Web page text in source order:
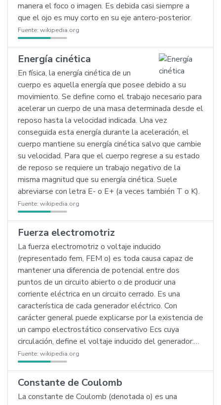
manera el foco o imagen. Es debida casi siempre a
que el ojo es muy corto en su eje antero-posterior.
Fuente: wikipedia.org
Energía cinética
En física, la energía cinética de un
cuerpo es aquella energía que posee debido a su
movimiento. Se define como el trabajo necesario para
acelerar un cuerpo de una masa determinada desde el
reposo hasta la velocidad indicada. Una vez
conseguida esta energía durante la aceleración, el
cuerpo mantiene su energía cinética salvo que cambie
su velocidad. Para que el cuerpo regrese a su estado
de reposo se requiere un trabajo negativo de la
misma magnitud que su energía cinética. Suele
abreviarse con letra E- o E+ (a veces también T o K).
Fuente: wikipedia.org
Fuerza electromotriz
La fuerza electromotriz o voltaje inducido
(representado fem, FEM o) es toda causa capaz de
mantener una diferencia de potencial entre dos
puntos de un circuito abierto o de producir una
corriente eléctrica en un circuito cerrado. Es una
característica de cada generador eléctrico. Con
carácter general puede explicarse por la existencia de
un campo electrostático conservativo Ecs cuya
circulación, define el voltaje inducido del generador:…
Fuente: wikipedia.org
Constante de Coulomb
La constante de Coulomb (denotada o) es una